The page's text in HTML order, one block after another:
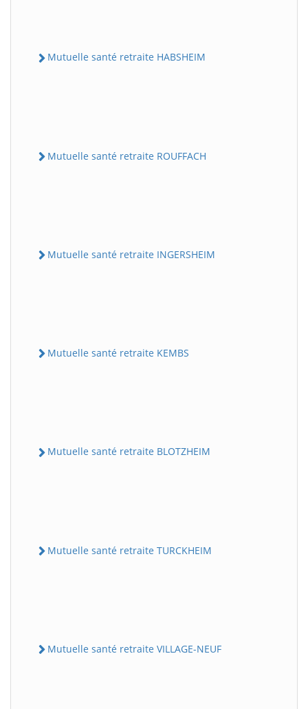
Mutuelle santé retraite HABSHEIM
Mutuelle santé retraite ROUFFACH
Mutuelle santé retraite INGERSHEIM
Mutuelle santé retraite KEMBS
Mutuelle santé retraite BLOTZHEIM
Mutuelle santé retraite TURCKHEIM
Mutuelle santé retraite VILLAGE-NEUF